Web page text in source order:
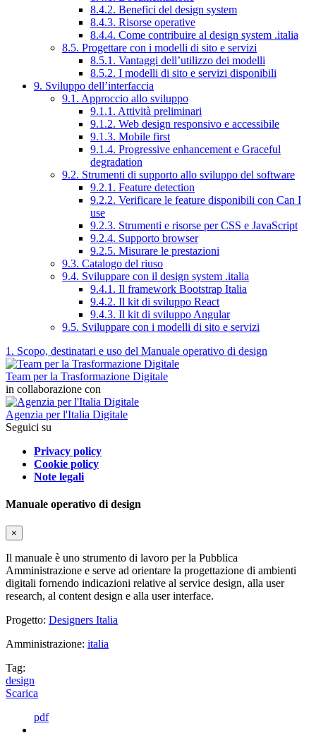
8.4.2. Benefici del design system
8.4.3. Risorse operative
8.4.4. Come contribuire al design system .italia
8.5. Progettare con i modelli di sito e servizi
8.5.1. Vantaggi dell’utilizzo dei modelli
8.5.2. I modelli di sito e servizi disponibili
9. Sviluppo dell’interfaccia
9.1. Approccio allo sviluppo
9.1.1. Attività preliminari
9.1.2. Web design responsivo e accessibile
9.1.3. Mobile first
9.1.4. Progressive enhancement e Graceful
degradation
9.2. Strumenti di supporto allo sviluppo del software
9.2.1. Feature detection
9.2.2. Verificare le feature disponibili con Can I
use
9.2.3. Strumenti e risorse per CSS e JavaScript
9.2.4. Supporto browser
9.2.5. Misurare le prestazioni
9.3. Catalogo del riuso
9.4. Sviluppare con il design system .italia
9.4.1. Il framework Bootstrap Italia
9.4.2. Il kit di sviluppo React
9.4.3. Il kit di sviluppo Angular
9.5. Sviluppare con i modelli di sito e servizi
1. Scopo, destinatari e uso del Manuale operativo di design
Team per la Trasformazione Digitale
in collaborazione con
Agenzia per l'Italia Digitale
Seguici su
Privacy policy
Cookie policy
Note legali
Manuale operativo di design
×
Il manuale è uno strumento di lavoro per la Pubblica
Amministrazione e serve ad orientare la progettazione di ambienti
digitali fornendo indicazioni relative al service design, alla user
research, al content design e alla user interface.
Progetto: Designers Italia
Amministrazione: italia
Tag:
design
Scarica
pdf